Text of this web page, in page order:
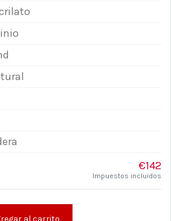
€142
Impuestos incluidos